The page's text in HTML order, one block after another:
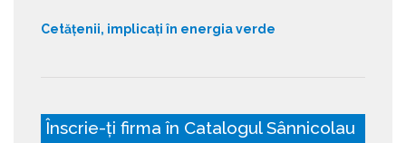
Cetățenii, implicați în energia verde
Înscrie-ți firma în Catalogul Sânnicolau